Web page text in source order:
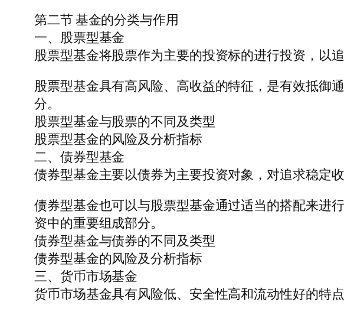
第二节 基金的分类与作用
一、股票型基金
股票型基金将股票作为主要的投资标的进行投资，以
股票型基金具有高风险、高收益的特征，是有效抵御
分。
股票型基金与股票的不同及类型
股票型基金的风险及分析指标
二、债券型基金
债券型基金主要以债券为主要投资对象，对追求稳定
债券型基金也可以与股票型基金通过适当的搭配来进
资中的重要组成部分。
债券型基金与债券的不同及类型
债券型基金的风险及分析指标
三、货币市场基金
货币市场基金具有风险低、安全性高和流动性好的特点